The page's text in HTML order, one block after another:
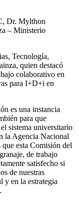
Dr. Mylthon
– Ministerio
Tecnología,
quien destacó
colaborativo en
para I+D+i en
es una instancia
para que
sistema universitario
la Agencia Nacional
esta Comisión del
de trabajo
satisfecho si
de nuestras
y en la estrategia